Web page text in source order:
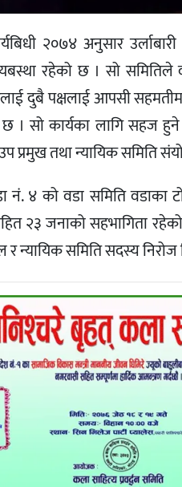
२०७४ अनुसार
रहेको छ । सो
दुबै पक्षलाई आपसी
। सो कार्यका लागि सहज
प्रमुख तथा न्यायिक समिति
नं. ४ को वडा समिति
२३ जनाको सहभागिता
न्यायिक समिति सदस्य